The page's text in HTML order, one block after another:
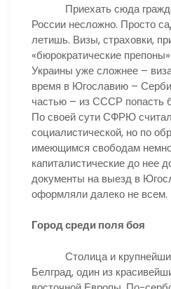
Приехать сюда
России несложно. Просто
летишь. Визы, страховки,
«бюрократические
Украины уже сложнее –
время в Югославию –
частью – из СССР попасть
По своей сути СФРЮ
социалистической, но по
имеющимся свободам
капиталистические до нее
документы на выезд в
оформляли далеко не всем.
Город среди поля боя
Столица и крупнейший
Белград, один из